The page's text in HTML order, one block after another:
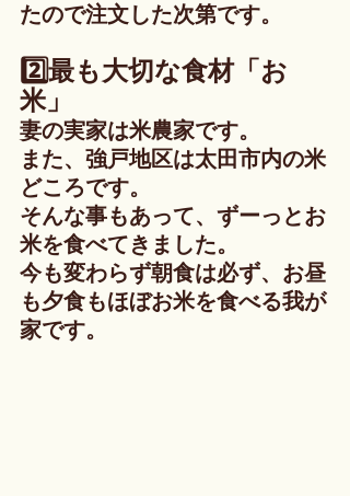
たので注文した次第です。
2️⃣最も大切な食材「お
米」
妻の実家は米農家です。
また、強戸地区は太田市内の米
どころです。
そんな事もあって、ずーっとお
米を食べてきました。
今も変わらず朝食は必ず、お昼
も夕食もほぼお米を食べる我が
家です。